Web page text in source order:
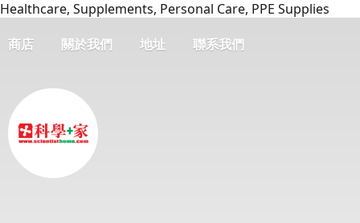
Healthcare, Supplements, Personal Care, PPE Supplies
商店 關於我們 地址 聯系我們